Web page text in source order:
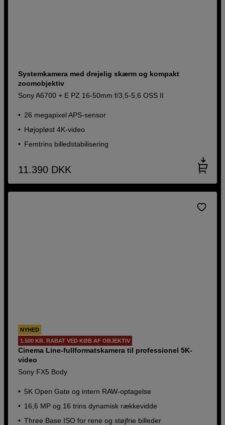
Systemkamera med drejelig skærm og kompakt
zoomobjektiv
Sony A6700 + E PZ 16-50mm f/3,5-5,6 OSS II
26 megapixel APS-sensor
Højopløst 4K-video
Femtrins billedstabilisering
11.390 DKK
NYHED
1.500 KR. RABAT VED KØB AF OBJEKTIV
Cinema Line-fullformatskamera til professionel 5K-
video
Sony FX5 Body
5K Open Gate og intern RAW-optagelse
16,6 MP og 16 trins dynamisk rækkevidde
Three Base ISO for rene og støjfrie billeder